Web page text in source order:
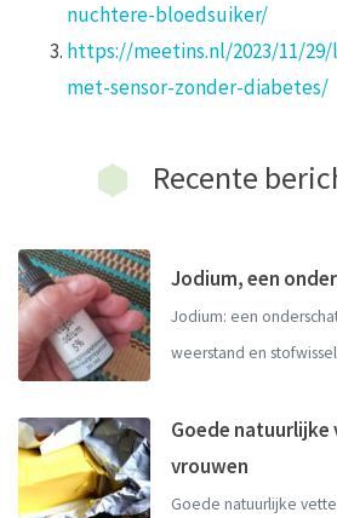
nuchtere-bloedsuiker/
https://meetins.nl/2023/11/
met-sensor-zonder-diabetes/
Recente
Jodium, een
Jodium: een
weerstand en
Goede
vrouwen
Goede natuurlijke